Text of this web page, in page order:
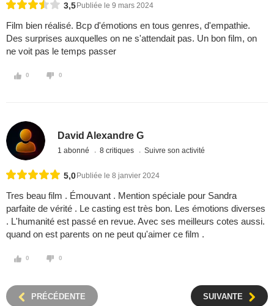
3,5 Publiée le 9 mars 2024
Film bien réalisé. Bcp d'émotions en tous genres, d'empathie.
Des surprises auxquelles on ne s'attendait pas. Un bon film, on
ne voit pas le temps passer
0 0
David Alexandre G
1 abonné 8 critiques Suivre son activité
5,0 Publiée le 8 janvier 2024
Tres beau film . Émouvant . Mention spéciale pour Sandra
parfaite de vérité . Le casting est très bon. Les émotions diverses
. L'humanité est passé en revue. Avec ses meilleurs cotes aussi.
quand on est parents on ne peut qu'aimer ce film .
0 0
PRÉCÉDENTE SUIVANTE